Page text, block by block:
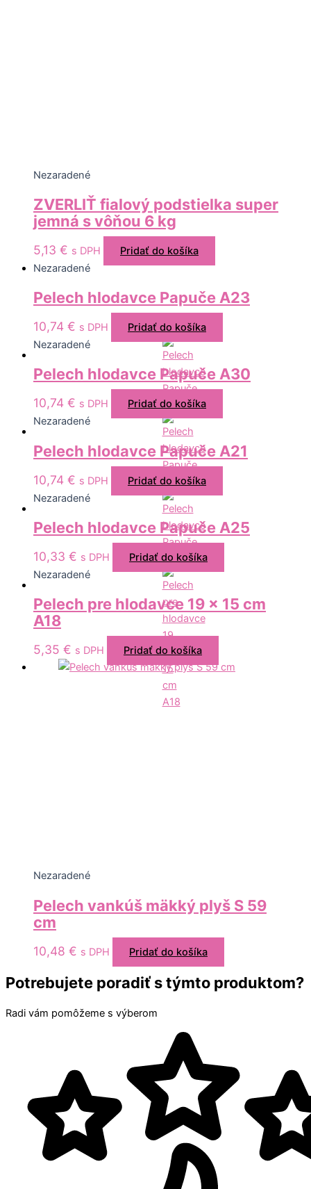
Nezaradené
ZVERLIŤ fialový podstielka super
jemná s vôňou 6 kg
5,13 € s DPH
Pridať do košíka
Nezaradené
Pelech hlodavce Papuče A23
10,74 € s DPH
Pridať do košíka
Nezaradené
Pelech hlodavce Papuče A30
10,74 € s DPH
Pridať do košíka
Nezaradené
Pelech hlodavce Papuče A21
10,74 € s DPH
Pridať do košíka
Nezaradené
Pelech hlodavce Papuče A25
10,33 € s DPH
Pridať do košíka
Nezaradené
Pelech pre hlodavce 19 x 15 cm
A18
5,35 € s DPH Pridať do košíka
Nezaradené
Pelech vankúš mäkký plyš S 59
cm
10,48 € s DPH Pridať do košíka
Potrebujete poradiť s týmto produktom?
Radi vám pomôžeme s výberom